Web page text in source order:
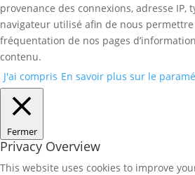
provenance des connexions, adresse IP,
navigateur utilisé afin de nous permettre
fréquentation de nos pages
contenu.
J'ai compris En savoir plus sur le
Fermer
Privacy Overview
This website uses cookies to improve